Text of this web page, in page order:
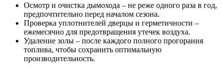
Осмотр и очистка дымохода – не реже одного раза в год,
предпочтительно перед началом сезона.
Проверка уплотнителей дверцы и герметичности –
ежемесячно для предотвращения утечек воздуха.
Удаление золы – после каждого полного прогорания
топлива, чтобы сохранить оптимальную
производительность.